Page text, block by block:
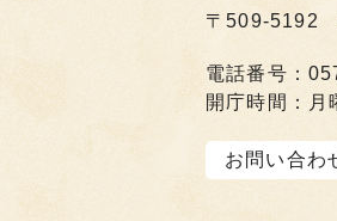
〒509-5192
電話番号：
開庁時間：
お問い合わ